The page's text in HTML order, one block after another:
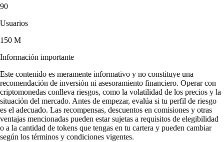
90
Usuarios
150 M
Información importante
Este contenido es meramente informativo y no constituye una
recomendación de inversión ni asesoramiento financiero. Operar con
criptomonedas conlleva riesgos, como la volatilidad de los precios y la
situación del mercado. Antes de empezar, evalúa si tu perfil de riesgo
es el adecuado. Las recompensas, descuentos en comisiones y otras
ventajas mencionadas pueden estar sujetas a requisitos de elegibilidad
o a la cantidad de tokens que tengas en tu cartera y pueden cambiar
según los términos y condiciones vigentes.